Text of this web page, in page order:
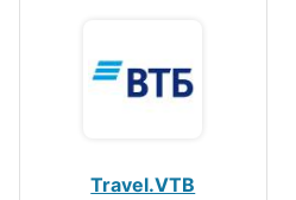
Travel.VTB